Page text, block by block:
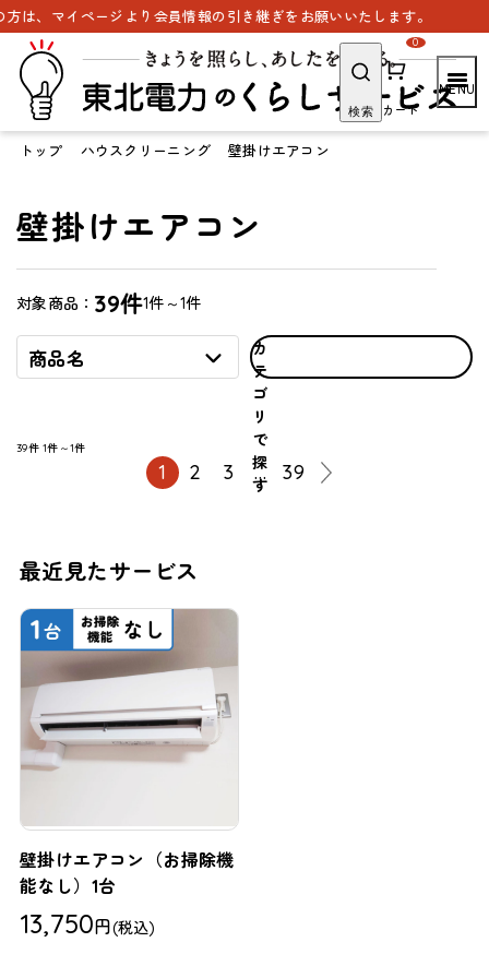
、マイページより会員情報の引き継ぎをお願いいたします。
検索 カート
0
トップ ハウスクリーニング 壁掛けエアコン
壁掛けエアコン
対象商品： 39件1件～1件
商品名
カ
テ
ゴ
リ
で
探
す
39件 1件～1件
1 2 3 … 39
最近見たサービス
壁掛けエアコン（お掃除機
能なし）1台
13,750円(税込)